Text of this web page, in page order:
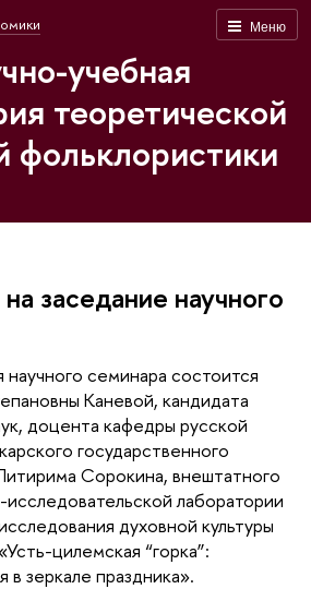
Меню
учебная
теоретической
фольклористики
заседание научного
научного семинара состоится
Каневой, кандидата
доцента кафедры русской
государственного
Сорокина, внештатного
исследовательской лаборатории
духовной культуры
цилемская “горка”:
в зеркале праздника».